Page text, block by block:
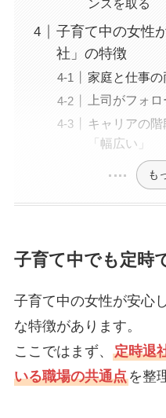
ンスを取る
子育て中の女性
社」の特徴
家庭と仕事
上司がフォ
キャリアの階
「幅広い」
も
子育て中でも定時
子育て中の女性が安心
な特徴があります。
ここではまず、 定時退
いる職場の共通点を整